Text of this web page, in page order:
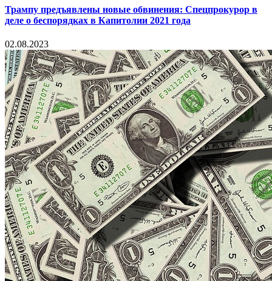
Трампу предъявлены новые обвинения: Спецпрокурор в
деле о беспорядках в Капитолии 2021 года
02.08.2023